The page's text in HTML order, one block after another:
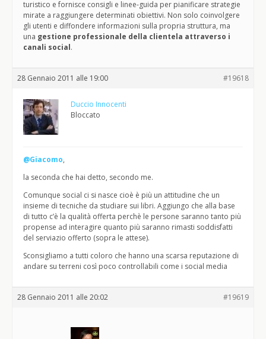
turistico e fornisce consigli e linee-guida per pianificare strategie
mirate a raggiungere determinati obiettivi. Non solo coinvolgere
gli utenti e diffondere informazioni sulla propria struttura, ma
una gestione professionale della clientela attraverso i
canali social.
28 Gennaio 2011 alle 19:00 #19618
Duccio Innocenti
Bloccato
@Giacomo,
la seconda che hai detto, secondo me.
Comunque social ci si nasce cioè è più un attitudine che un
insieme di tecniche da studiare sui libri. Aggiungo che alla base
di tutto c’è la qualità offerta perchè le persone saranno tanto più
propense ad interagire quanto più saranno rimasti soddisfatti
del serviazio offerto (sopra le attese).
Sconsigliamo a tutti coloro che hanno una scarsa reputazione di
andare su terreni così poco controllabili come i social media
28 Gennaio 2011 alle 20:02 #19619